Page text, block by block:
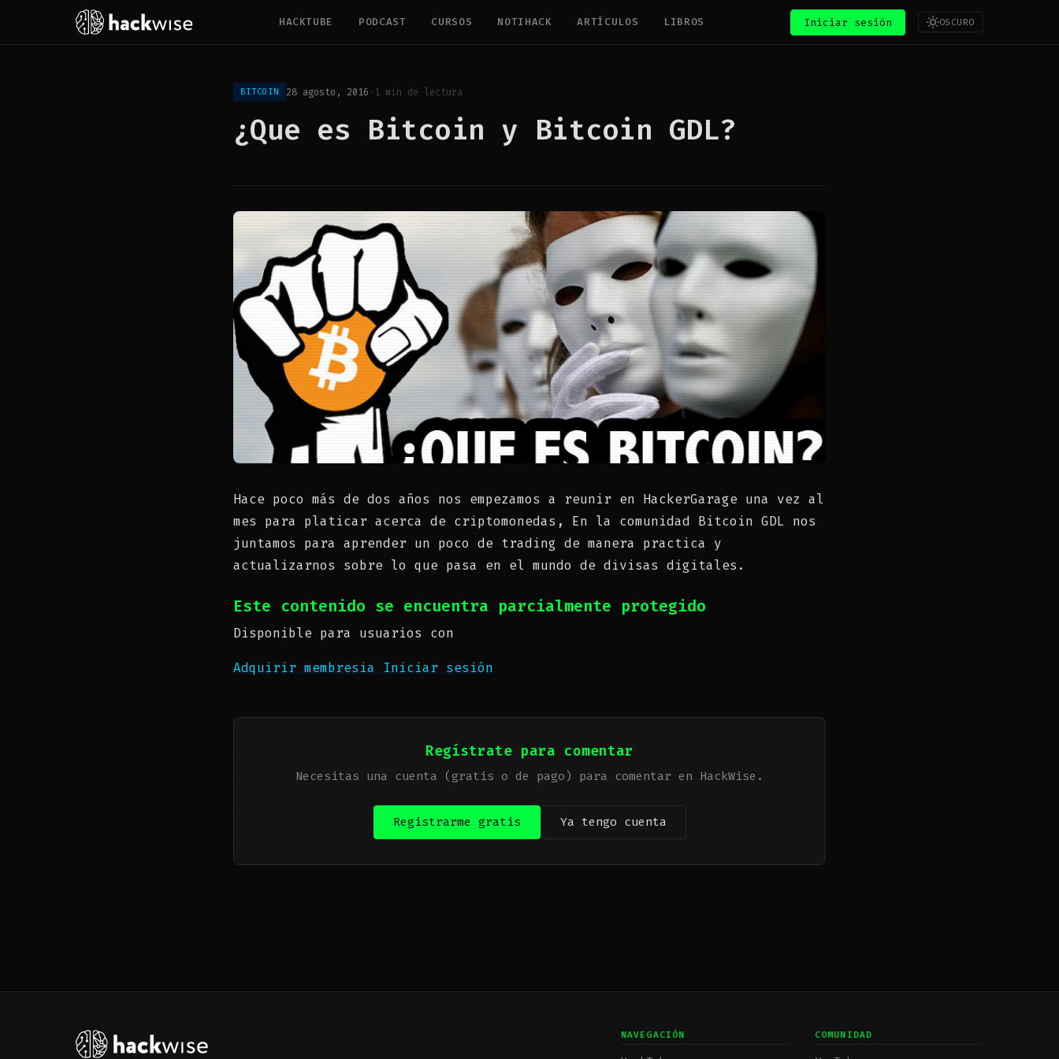
HACKTUBE PODCAST CURSOS NOTIHACK ARTÍCULOS LIBROS Iniciar sesión OSCURO
BITCOIN 28 agosto, 2016 · 1 min de lectura
¿Que es Bitcoin y Bitcoin GDL?
Hace poco más de dos años nos empezamos a reunir en HackerGarage una vez al
mes para platicar acerca de criptomonedas, En la comunidad Bitcoin GDL nos
juntamos para aprender un poco de trading de manera practica y
actualizarnos sobre lo que pasa en el mundo de divisas digitales.
Este contenido se encuentra parcialmente protegido
Disponible para usuarios con
Adquirir membresia Iniciar sesión
Regístrate para comentar
Necesitas una cuenta (gratis o de pago) para comentar en HackWise.
Registrarme gratis Ya tengo cuenta
NAVEGACIÓN COMUNIDAD